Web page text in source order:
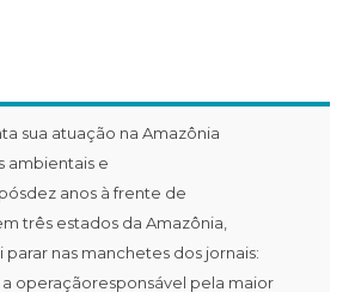
sua atuação na Amazônia
ambientais e
anos à frente de
três estados da Amazônia,
nas manchetes dos jornais:
operaçãoresponsável pela maior